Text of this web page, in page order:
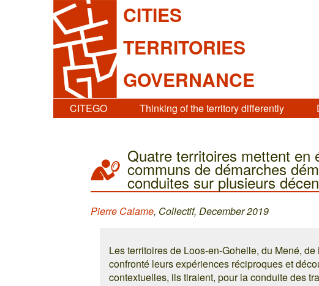
CITIES
TERRITORIES
GOVERNANCE
CITEGO Thinking of the territory differently
Quatre territoires mettent en
communs de démarches
conduites sur plusieurs
Pierre Calame, Collectif, December 2019
Les territoires de Loos-en-Gohelle, du Mené,
confronté leurs expériences réciproques et
contextuelles, ils tiraient, pour la conduite des